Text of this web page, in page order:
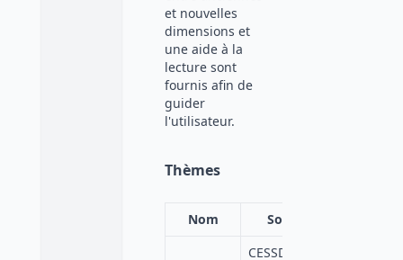
et nouvelles
dimensions et
une aide à la
lecture sont
fournis afin de
guider
l'utilisateur.
Thèmes
Nom
Source
CESSDA